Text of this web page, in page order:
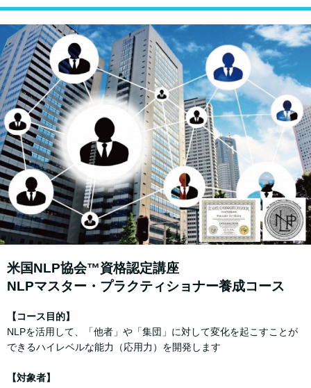
⽶国NLP協会™資格認定講座
NLPマスター・プラクティショナー養成コース
【コース⽬的】
NLPを活⽤して、「他者」や「集団」に対して変化を起こすことが
できるハイレベルな能⼒（応⽤⼒）を開発します
【対象者】